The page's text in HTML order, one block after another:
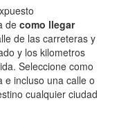
decomo llegar
de las carreteras y
y los kilometros
Seleccione como
e incluso una calle o
cualquier ciudad